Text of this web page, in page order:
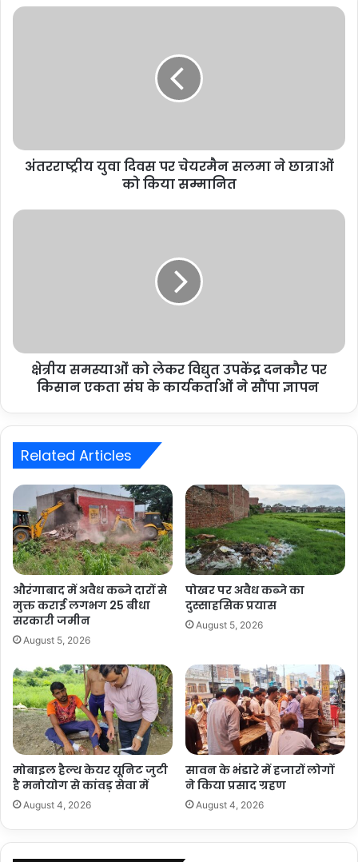
अंतरराष्ट्रीय युवा दिवस पर चेयरमैन सलमा ने छात्राओं
को किया सम्मानित
क्षेत्रीय समस्याओं को लेकर विद्युत उपकेंद्र दनकौर पर
किसान एकता संघ के कार्यकर्ताओं ने सौंपा ज्ञापन
Related Articles
औरंगाबाद में अवैध कब्जे दारों से
मुक्त कराई लगभग 25 बीधा
सरकारी जमीन
August 5, 2026
पोखर पर अवैध कब्जे का
दुस्साहसिक प्रयास
August 5, 2026
मोबाइल हैल्थ केयर यूनिट जुटी
है मनोयोग से कांवड़ सेवा में
August 4, 2026
सावन के भंडारे में हजारों लोगों
ने किया प्रसाद ग्रहण
August 4, 2026